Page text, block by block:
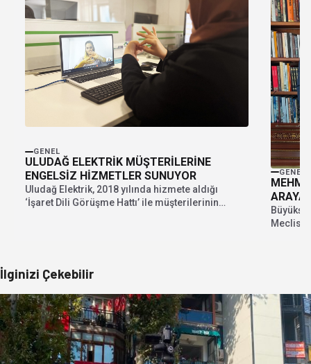
GENEL
ULUDAĞ ELEKTRİK MÜŞTERİLERİNE
ENGELSİZ HİZMETLER SUNUYOR
Uludağ Elektrik, 2018 yılında hizmete aldığı
‘İşaret Dili Görüşme Hattı’ ile müşterilerinin
GENEL
ARAYA
Meclis
İlginizi Çekebilir